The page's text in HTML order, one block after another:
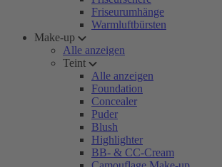
Friseurumhänge
Warmluftbürsten
Make-up
Alle anzeigen
Teint
Alle anzeigen
Foundation
Concealer
Puder
Blush
Highlighter
BB- & CC-Cream